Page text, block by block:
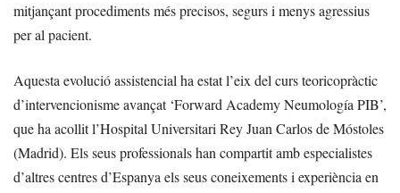
mitjançant procediments més precisos, segurs i menys agressius
per al pacient.
Aquesta evolució assistencial ha estat l’eix del curs teoricopràctic
d’intervencionisme avançat ‘Forward Academy Neumología PIB’,
que ha acollit l’Hospital Universitari Rey Juan Carlos de Móstoles
(Madrid). Els seus professionals han compartit amb especialistes
d’altres centres d’Espanya els seus coneixements i experiència en